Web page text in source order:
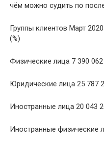
чём можно судить по
Группы клиентов Март
(%)
Физические лица 7 390 062
Юридические лица 25 787
Иностранные лица 20 043
Иностранные физические